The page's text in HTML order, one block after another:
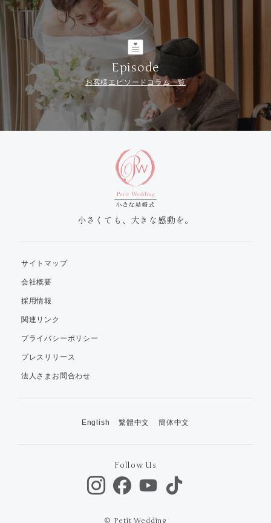
Episode
お客様エピソードコラム一覧
小さくても、大きな感動を。
サイトマップ
会社概要
採用情報
関連リンク
プライバシーポリシー
プレスリリース
法人さまお問合わせ
English 繁體中文 簡体中文
Follow Us
© Petit Wedding